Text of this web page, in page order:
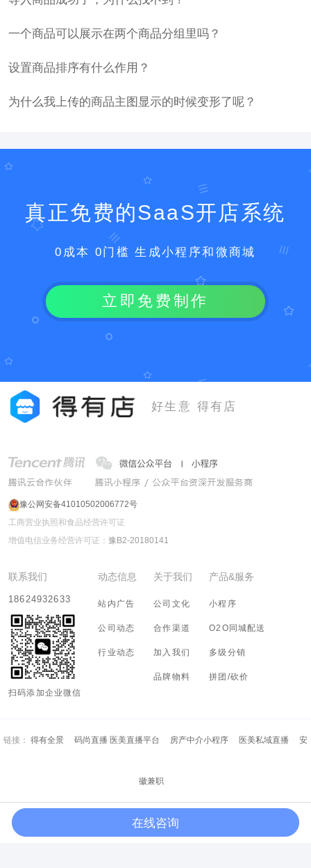
一个商品可以展示在两个商品分组里吗？
设置商品排序有什么作用？
为什么我上传的商品主图显示的时候变形了呢？
真正免费的SaaS开店系统
0成本 0门槛 生成小程序和微商城
立即免费制作
好生意 得有店
豫公网安备41010502006772号
工商营业执照和食品经营许可证
增值电信业务经营许可证： 豫B2-20180141
联系我们
18624932633
扫码添加企业微信
动态信息
站内广告
公司动态
行业动态
关于我们
公司文化
合作渠道
加入我们
品牌物料
产品&服务
小程序
O2O同城配送
多级分销
拼团/砍价
链接： 得有全景 码尚直播 医美直播平台 房产中介小程序 医美私域直播 安
徽兼职
Copyright (c) 2018-2028 河南有态度信息科技有限公司 All Rights Resreved.
在线咨询